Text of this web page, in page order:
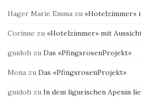
Hager Marie Emma zu «Hotelzimmer»
Corinne zu «Hotelzimmer» mit
guidoh zu Das «PfingsrosenProjekt»
Mona zu Das «PfingsrosenProjekt»
guidoh zu In dem ligurischen Apenin